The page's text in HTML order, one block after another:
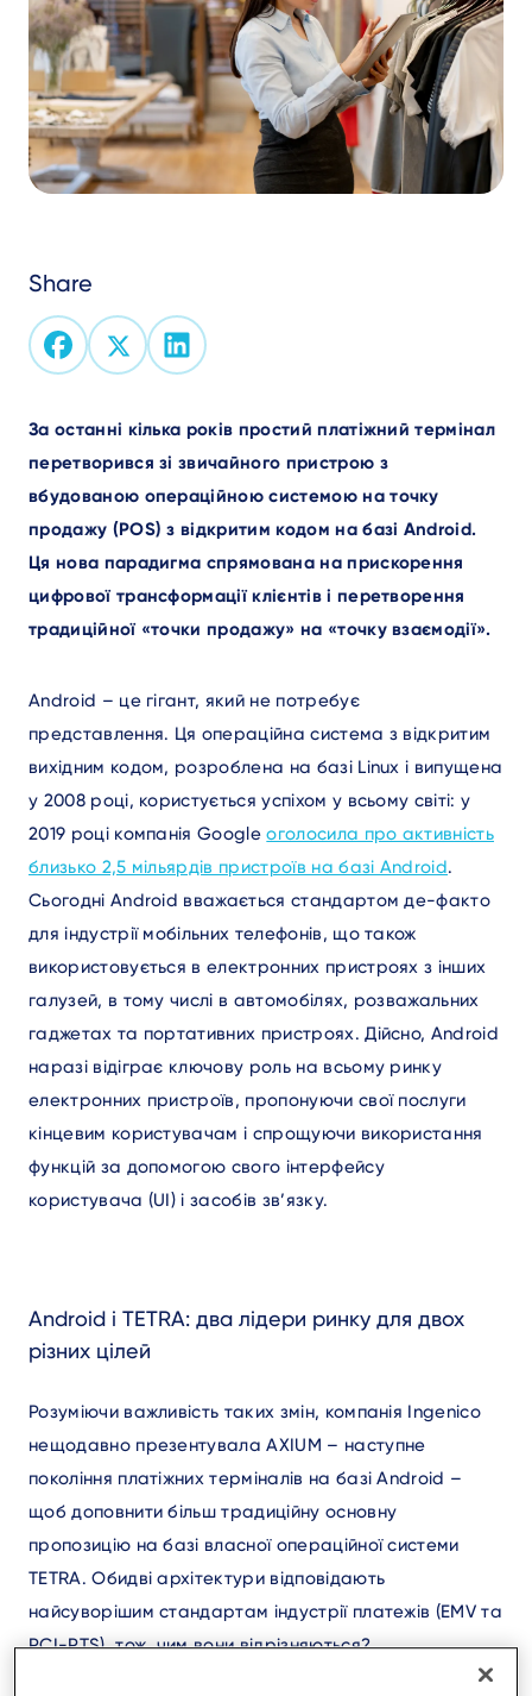
Share
Text
За останні кілька років простий платіжний термінал
перетворився зі звичайного пристрою з
вбудованою операційною системою на точку
продажу (POS) з відкритим кодом на базі Android.
Ця нова парадигма спрямована на прискорення
цифрової трансформації клієнтів і перетворення
традиційної «точки продажу» на «точку взаємодії».
Android – це гігант, який не потребує
представлення. Ця операційна система з відкритим
вихідним кодом, розроблена на базі Linux і випущена
у 2008 році, користується успіхом у всьому світі: у
2019 році компанія Googleоголосила про активність
близько 2,5 мільярдів пристроїв на базі Android.
Сьогодні Android вважається стандартом де-факто
для індустрії мобільних телефонів, що також
використовується в електронних пристроях з інших
галузей, в тому числі в автомобілях, розважальних
гаджетах та портативних пристроях. Дійсно, Android
наразі відіграє ключову роль на всьому ринку
електронних пристроїв, пропонуючи свої послуги
кінцевим користувачам і спрощуючи використання
функцій за допомогою свого інтерфейсу
користувача (UI) і засобів зв’язку.
Android і TETRA: два лідери ринку для двох
різних цілей
Розуміючи важливість таких змін, компанія Ingenico
нещодавно презентувала AXIUM – наступне
покоління платіжних терміналів на базі Android –
щоб доповнити більш традиційну основну
пропозицію на базі власної операційної системи
TETRA. Обидві архітектури відповідають
найсуворішим стандартам індустрії платежів (EMV та
PCI-PTS), тож, чим вони відрізняються?